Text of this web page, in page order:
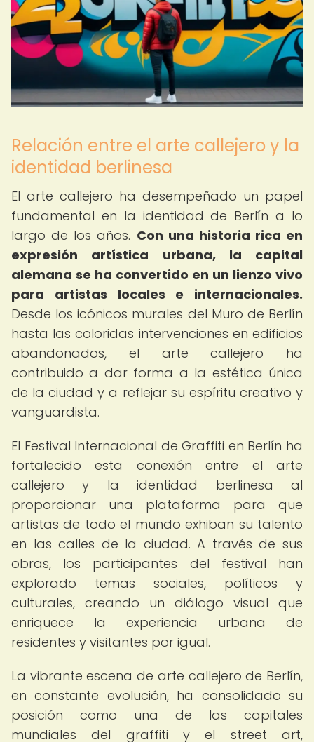
Relación entre el arte callejero y la
identidad berlinesa
El arte callejero ha desempeñado un papel
fundamental en la identidad de Berlín a lo
largo de los años. Con una historia rica en
expresión artística urbana, la capital
alemana se ha convertido en un lienzo vivo
para artistas locales e internacionales.
Desde los icónicos murales del Muro de Berlín
hasta las coloridas intervenciones en edificios
abandonados, el arte callejero ha
contribuido a dar forma a la estética única
de la ciudad y a reflejar su espíritu creativo y
vanguardista.
El Festival Internacional de Graffiti en Berlín ha
fortalecido esta conexión entre el arte
callejero y la identidad berlinesa al
proporcionar una plataforma para que
artistas de todo el mundo exhiban su talento
en las calles de la ciudad. A través de sus
obras, los participantes del festival han
explorado temas sociales, políticos y
culturales, creando un diálogo visual que
enriquece la experiencia urbana de
residentes y visitantes por igual.
La vibrante escena de arte callejero de Berlín,
en constante evolución, ha consolidado su
posición como una de las capitales
mundiales del graffiti y el street art,